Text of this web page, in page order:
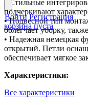
Войти Регистрация
корзина пуста
• Стильные
подчеркивают
• Подвесной тип
облегчает уборку,
• Надежная немецкая
открытий. Петли
обеспечивает мягкое
Характеристики:
Все характеристики